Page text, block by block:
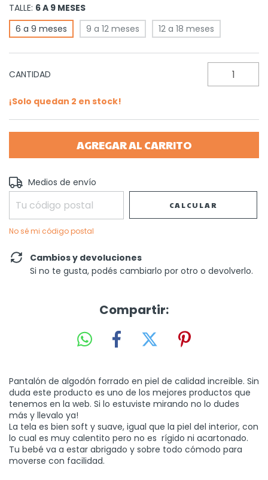
TALLE: 6 A 9 MESES
6 a 9 meses
9 a 12 meses 12 a 18 meses
CANTIDAD
¡Solo quedan 2 en stock!
Entregas para el CP:
Medios de envío
CALCULAR
No sé mi código postal
Cambios y devoluciones
Si no te gusta, podés cambiarlo por otro o devolverlo.
Compartir:
Pantalón de algodón forrado en piel de calidad increible. Sin
duda este producto es uno de los mejores productos que
tenemos en la web. Si lo estuviste mirando no lo dudes
más y llevalo ya!
La tela es bien soft y suave, igual que la piel del interior, con
lo cual es muy calentito pero no es rígido ni acartonado.
Tu bebé va a estar abrigado y sobre todo cómodo para
moverse con facilidad.